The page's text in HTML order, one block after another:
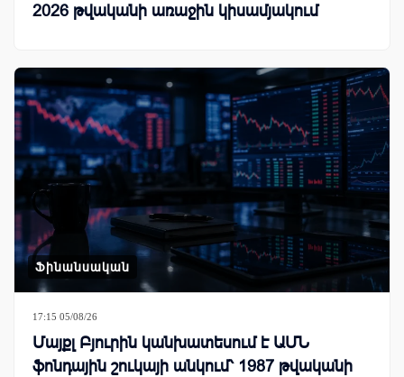
2026 թվականի առաջին կիսամյակում
Ֆինանսական
17:15 05/08/26
Մայքլ Բյուրին կանխատեսում է ԱՄՆ
ֆոնդային շուկայի անկում՝ 1987 թվականի